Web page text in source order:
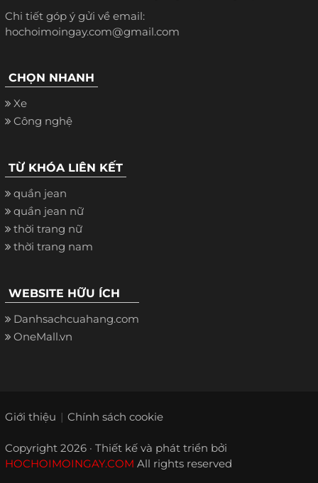
Chi tiết góp ý gửi về email:
hochoimoingay.com@gmail.com
CHỌN NHANH
Xe
Công nghệ
TỪ KHÓA LIÊN KẾT
quần jean
quần jean nữ
thời trang nữ
thời trang nam
WEBSITE HỮU ÍCH
Danhsachcuahang.com
OneMall.vn
Giới thiệu Chính sách cookie
Copyright 2026 · Thiết kế và phát triển bởi
HOCHOIMOINGAY.COM All rights reserved